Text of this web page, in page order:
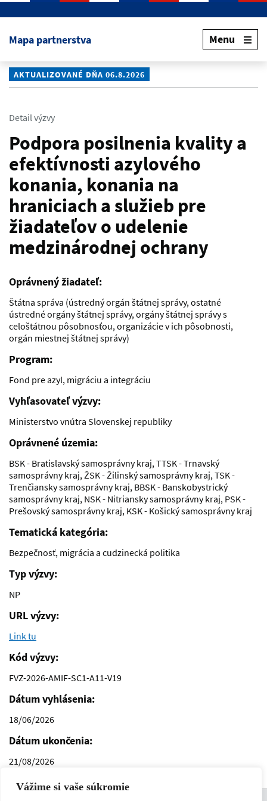
Vážime si vaše súkromie
Mapa partnerstva Menu
AKTUALIZOVANÉ DŇA 06.8.2026
Detail výzvy
Podpora posilnenia kvality a
efektívnosti azylového
konania, konania na
hraniciach a služieb pre
žiadateľov o udelenie
medzinárodnej ochrany
Oprávnený žiadateľ:
Štátna správa (ústredný orgán štátnej správy, ostatné
ústredné orgány štátnej správy, orgány štátnej správy s
celoštátnou pôsobnosťou, organizácie v ich pôsobnosti,
orgán miestnej štátnej správy)
Program:
Fond pre azyl, migráciu a integráciu
Vyhľasovateľ výzvy:
Ministerstvo vnútra Slovenskej republiky
Oprávnené územia:
BSK - Bratislavský samosprávny kraj, TTSK - Trnavský
samosprávny kraj, ŽSK - Žilinský samosprávny kraj, TSK -
Trenčiansky samosprávny kraj, BBSK - Banskobystrický
samosprávny kraj, NSK - Nitriansky samosprávny kraj, PSK -
Prešovský samosprávny kraj, KSK - Košický samosprávny kraj
Tematická kategória:
Bezpečnosť, migrácia a cudzinecká politika
Typ výzvy:
NP
URL výzvy:
Link tu
Kód výzvy:
FVZ-2026-AMIF-SC1-A11-V19
Dátum vyhlásenia:
18/06/2026
Dátum ukončenia:
21/08/2026